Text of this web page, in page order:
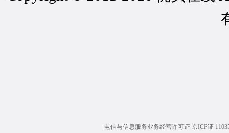
电信与信息服务业务经营许可证 京ICP证